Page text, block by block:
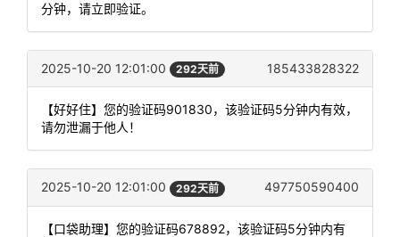
分钟，请立即验证。
2025-10-20 12:01:00 292天前 185433828322
【好好住】您的验证码901830，该验证码5分钟内有效，
请勿泄漏于他人！
2025-10-20 12:01:00 292天前 497750590400
【口袋助理】您的验证码678892，该验证码5分钟内有